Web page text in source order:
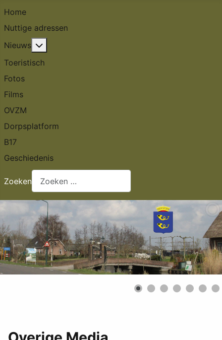
Home
Nuttige adressen
Nieuws
Toeristisch
Fotos
Films
OVZM
Dorpsplatform
B17
Geschiedenis
Zoeken